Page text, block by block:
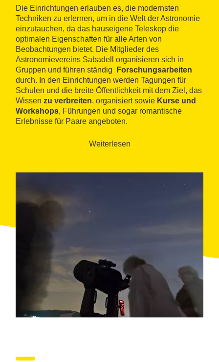
Die Einrichtungen erlauben es, die modernsten
Techniken zu erlernen, um in die Welt der Astronomie
einzutauchen, da das hauseigene Teleskop die
optimalen Eigenschaften für alle Arten von
Beobachtungen bietet. Die Mitglieder des
Astronomievereins Sabadell organisieren sich in
Gruppen und führen ständig
Forschungsarbeiten
durch. In den Einrichtungen werden Tagungen für
Schulen und die breite Öffentlichkeit mit dem Ziel, das
Wissen zu verbreiten, organisiert sowie Kurse und
Workshops, Führungen und sogar romantische
Erlebnisse für Paare angeboten.
Weiterlesen